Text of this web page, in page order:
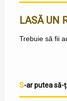
LASĂ UN
Trebuie să fii
S-ar putea să-